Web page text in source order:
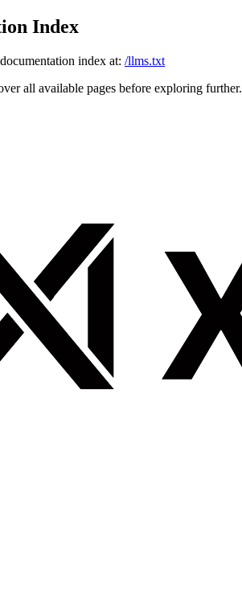
Index
index at: /llms.txt
all available pages before exploring further.